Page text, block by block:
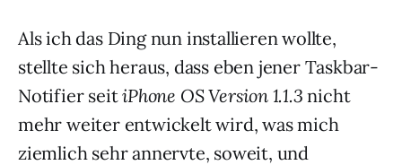
Als ich das Ding nun installieren wollte,
stellte sich heraus, dass eben jener Taskbar-
Notifier seitiPhone OS Version 1.1.3 nicht
mehr weiter entwickelt wird, was mich
ziemlich sehr annervte, soweit, und